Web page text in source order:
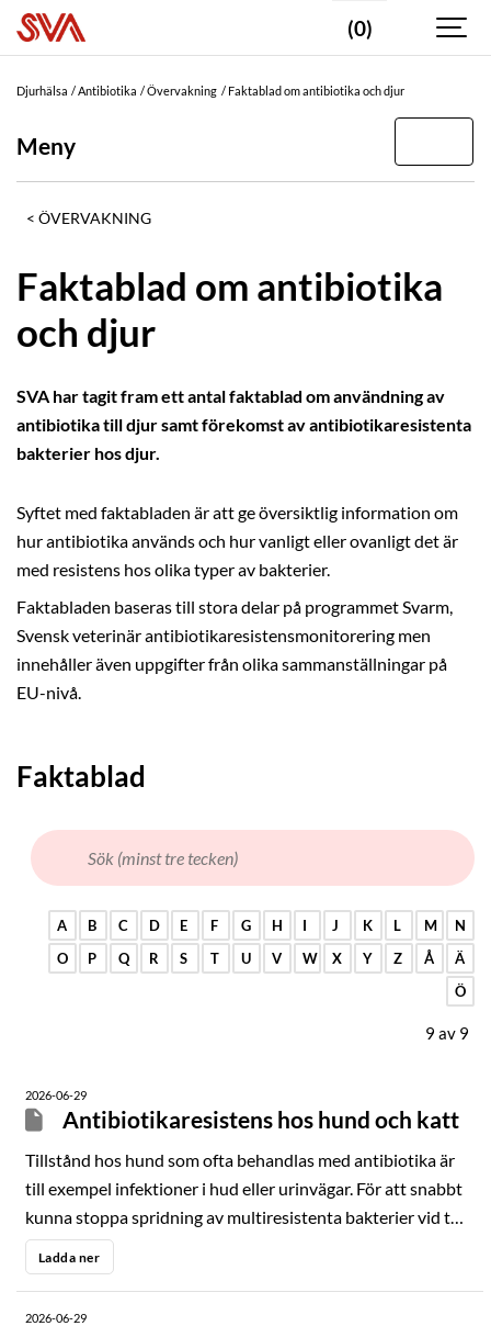
(0)
Djurhälsa Antibiotika Övervakning Faktablad om antibiotika och djur
Meny
ÖVERVAKNING
Faktablad om antibiotika
och djur
SVA har tagit fram ett antal faktablad om användning av
antibiotika till djur samt förekomst av antibiotikaresistenta
bakterier hos djur.
Syftet med faktabladen är att ge översiktlig information om
hur antibiotika används och hur vanligt eller ovanligt det är
med resistens hos olika typer av bakterier.
Faktabladen baseras till stora delar på programmet Svarm,
Svensk veterinär antibiotikaresistensmonitorering men
innehåller även uppgifter från olika sammanställningar på
EU-nivå.
Faktablad
A B C D E F G H I J K L M
N
O
P Q R S T U V W X Y Z Å
Ä
Ö
9 av 9
2026-06-29
Antibiotikaresistens hos hund och katt
Tillstånd hos hund som ofta behandlas med antibiotika är
till exempel infektioner i hud eller urinvägar. För att snabbt
kunna stoppa spridning av multiresistenta bakterier vid till
exempel djursjukhus är god hygien, klok
antibiotikaanvändning samt att smittade djur upptäcks
Ladda ner
2026-06-29